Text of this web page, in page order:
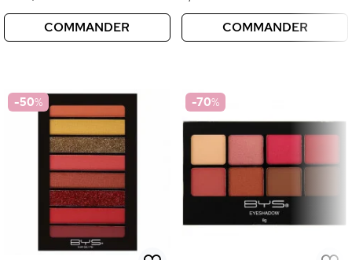
COMMANDER COMMANDER
-50% -70%